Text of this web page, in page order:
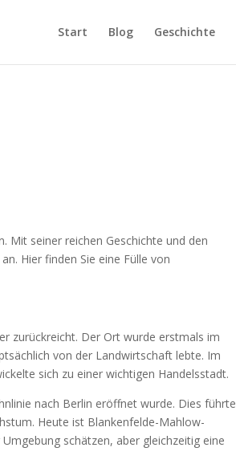
Start Blog Geschichte
Mit seiner reichen Geschichte und den
Hier finden Sie eine Fülle von
zurückreicht. Der Ort wurde erstmals im
von der Landwirtschaft lebte. Im
sich zu einer wichtigen Handelsstadt.
nach Berlin eröffnet wurde. Dies führte
Heute ist Blankenfelde-Mahlow-
schätzen, aber gleichzeitig eine